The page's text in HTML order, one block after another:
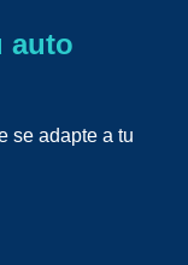
auto
se adapte a tu